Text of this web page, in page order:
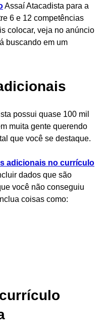
Assaí Atacadista para a
6 e 12 competências
colocar, veja no anúncio
buscando em um
possui quase 100 mil
muita gente querendo
que você se destaque.
adicionais no currículo
dados que são
você não conseguiu
coisas como: